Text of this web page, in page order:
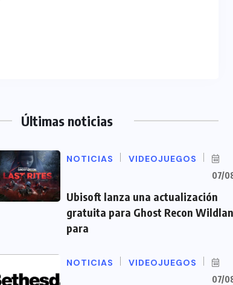
Últimas noticias
NOTICIAS VIDEOJUEGOS
07/
Ubisoft lanza una actualización
gratuita para Ghost Recon
para
NOTICIAS VIDEOJUEGOS
07/